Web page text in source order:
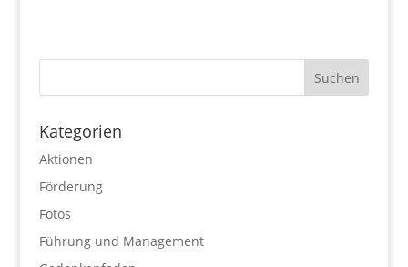
Kategorien
Aktionen
Förderung
Fotos
Führung und Management